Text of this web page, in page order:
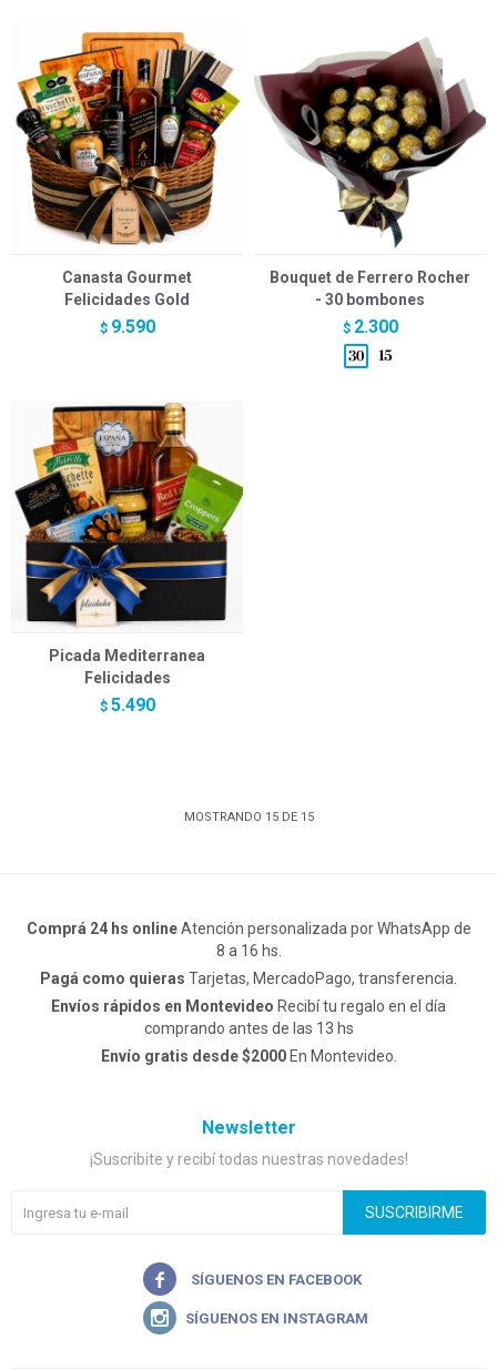
Canasta Gourmet
Felicidades Gold
$ 9.590
Bouquet de Ferrero Rocher
- 30 bombones
$ 2.300
Picada Mediterranea
Felicidades
$ 5.490
MOSTRANDO 15DE 15
Comprá 24 hs onlineAtención personalizada por WhatsApp de
8 a 16 hs.
Pagá como quieras Tarjetas, MercadoPago, transferencia.
Envíos rápidos en Montevideo Recibí tu regalo en el día
comprando antes de las 13 hs
Envío gratis desde $2000En Montevideo.
Newsletter
¡Suscribite y recibí todas nuestras novedades!
SUSCRIBIRME

